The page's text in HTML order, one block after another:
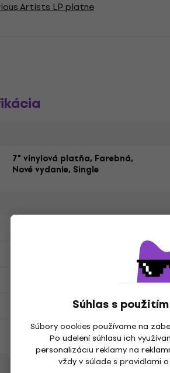
Súhlas s
Súbory cookies používame na
Po udelení súhlasu ich
personalizáciu reklamy na
vždy v súlade s pravidlami o
Artists LP platne
7" vinylová platňa, Farebná,
Nové vydanie, Single